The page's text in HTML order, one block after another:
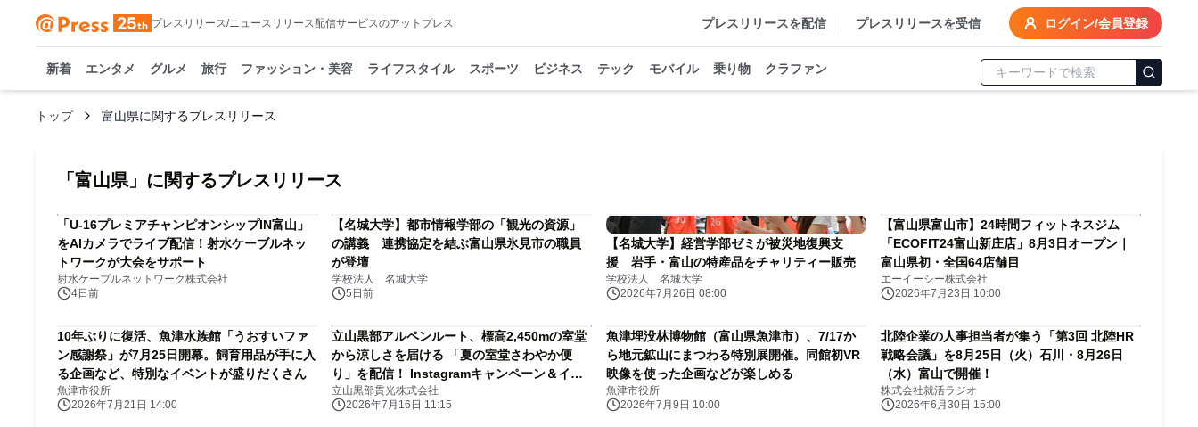
プレスリリース/ニュースリリース配信サービスのアットプレス プレスリリースを配信 プレスリリースを受信 ログイン/会員登録
新着 エンタメ グルメ 旅行 ファッション・美容 ライフスタイル スポーツ ビジネス テック モバイル 乗り物 クラファン
トップ 富山県に関するプレスリリース
「 富山県 」に関するプレスリリース
「U-16プレミアチャンピオンシップIN富山」
をAIカメラでライブ配信！射水ケーブルネッ
トワークが大会をサポート
射水ケーブルネットワーク株式会社
4日前
【名城大学】都市情報学部の「観光の資源」
の講義 連携協定を結ぶ富山県氷見市の職員
が登壇
学校法人 名城大学
5日前
【名城大学】経営学部ゼミが被災地復興支
援 岩手・富山の特産品をチャリティー販売
学校法人 名城大学
2026年7月26日 08:00
【富山県富山市】24時間フィットネスジム
「ECOFIT24富山新庄店」8月3日オープン｜
富山県初・全国64店舗目
エーイーシー株式会社
2026年7月23日 10:00
10年ぶりに復活、魚津水族館「うおすいファ
ン感謝祭」が7月25日開幕。飼育用品が手に入
る企画など、特別なイベントが盛りだくさん
魚津市役所
2026年7月21日 14:00
立山黒部アルペンルート、標高2,450mの室堂
から涼しさを届ける 「夏の室堂さわやか便
り」を配信！ Instagramキャンペーン＆イベ
ント開催中
立山黒部貫光株式会社
2026年7月16日 11:15
魚津埋没林博物館（富山県魚津市）、7/17か
ら地元鉱山にまつわる特別展開催。同館初VR
映像を使った企画などが楽しめる
魚津市役所
2026年7月9日 10:00
北陸企業の人事担当者が集う「第3回 北陸HR
戦略会議」を8月25日（火）石川・8月26日
（水）富山で開催！
株式会社就活ラジオ
2026年6月30日 15:00